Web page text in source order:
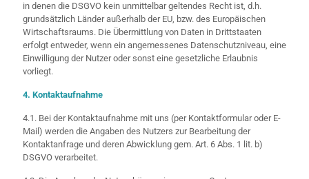
in denen die DSGVO kein unmittelbar geltendes Recht ist, d.h.
grundsätzlich Länder außerhalb der EU, bzw. des Europäischen
Wirtschaftsraums. Die Übermittlung von Daten in Drittstaaten
erfolgt entweder, wenn ein angemessenes Datenschutzniveau, eine
Einwilligung der Nutzer oder sonst eine gesetzliche Erlaubnis
vorliegt.
4. Kontaktaufnahme
4.1. Bei der Kontaktaufnahme mit uns (per Kontaktformular oder E-
Mail) werden die Angaben des Nutzers zur Bearbeitung der
Kontaktanfrage und deren Abwicklung gem. Art. 6 Abs. 1 lit. b)
DSGVO verarbeitet.